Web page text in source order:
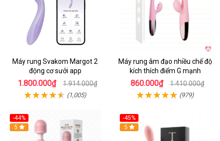
Máy rung Svakom Margot 2
động cơ sưởi app
1.800.000₫ 1.914.000₫
(1,005)
Máy rung âm đạo nhiều chế độ
kích thích điểm G mạnh
860.000₫ 1.410.000₫
(979)
-44%
Hot
5
-45%
Hot
5